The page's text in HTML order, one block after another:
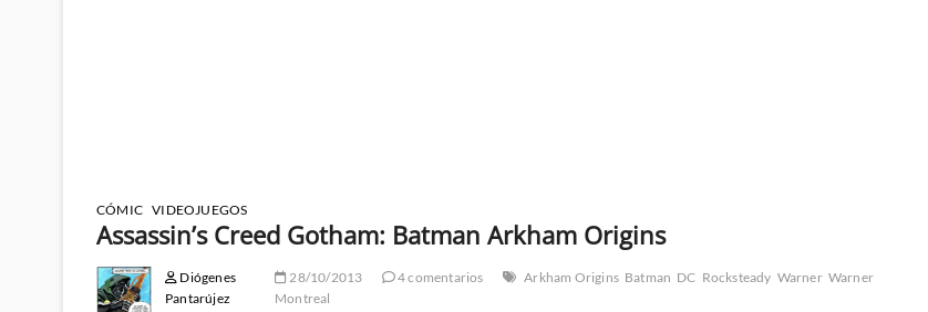
CÓMIC VIDEOJUEGOS
Assassin’s Creed Gotham: Batman Arkham Origins
Diógenes
Pantarújez
28/10/2013 4 comentarios Arkham Origins Batman DC Rocksteady Warner Warner
Montreal